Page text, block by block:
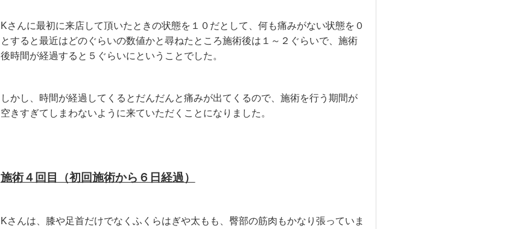
Kさんに最初に来店して頂いたときの状態を１０だとして、何も痛みがない状態を０
とすると最近はどのぐらいの数値かと尋ねたところ施術後は１～２ぐらいで、施術
後時間が経過すると５ぐらいにということでした。
しかし、時間が経過してくるとだんだんと痛みが出てくるので、施術を行う期間が
空きすぎてしまわないように来ていただくことになりました。
施術４回目（初回施術から６日経過）
Kさんは、膝や足首だけでなくふくらはぎや太もも、臀部の筋肉もかなり張っていま